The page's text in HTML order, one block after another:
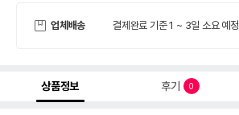
업체배송 결제완료 기준 1 ~ 3일 소요 예정
상품정보 후기 0